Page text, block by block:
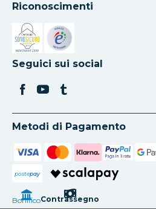
Riconoscimenti
Si apre in una nuova scheda
Si apre in una nuova scheda
Seguici sui social
Metodi di Pagamento
postepay
BonificoContrassegno